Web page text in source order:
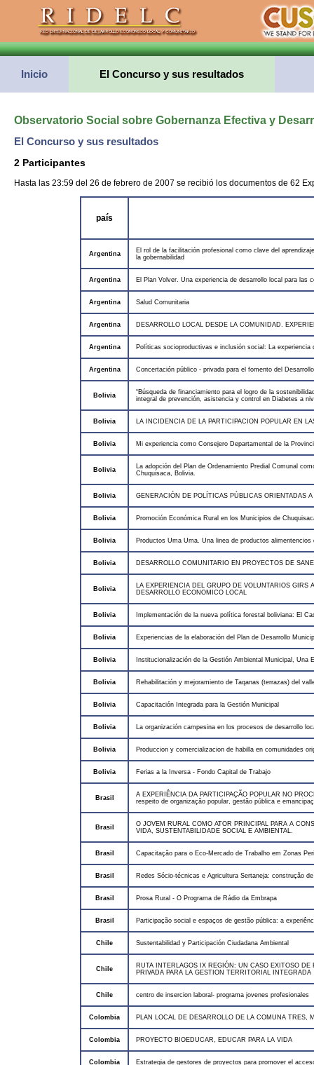
Inicio El Concurso y sus resultados
Observatorio Social sobre Gobernanza Efectiva y
El Concurso y sus resultados
2 Participantes
Hasta las 23:59 del 26 de febrero de 2007 se recibió los documentos de 62
país
Argentina
El rol de la facilitación profesional como clave del
la gobernabilidad
Argentina El Plan Volver. Una experiencia de desarrollo local para las
Argentina Salud Comunitaria
Argentina DESARROLLO LOCAL DESDE LA COMUNIDAD.
Argentina Políticas socioproductivas e inclusión social: La experiencia
Argentina Concertación público - privada para el fomento del
Bolivia
“Búsqueda de financiamiento para el logro de la
integral de prevención, asistencia y control en Diabetes a
Bolivia LA INCIDENCIA DE LA PARTICIPACION POPULAR EN
Bolivia Mi experiencia como Consejero Departamental de la
Bolivia
La adopción del Plan de Ordenamiento Predial Comunal
Chuquisaca, Bolivia.
Bolivia GENERACIÓN DE POLÍTICAS PÚBLICAS ORIENTADAS
Bolivia Promoción Económica Rural en los Municipios de
Bolivia Productos Uma Uma. Una linea de productos alimentencios
Bolivia DESARROLLO COMUNITARIO EN PROYECTOS DE
Bolivia
LA EXPERIENCIA DEL GRUPO DE VOLUNTARIOS
DESARROLLO ECONOMICO LOCAL
Bolivia Implementación de la nueva política forestal boliviana: El
Bolivia Experiencias de la elaboración del Plan de Desarrollo
Bolivia Institucionalización de la Gestión Ambiental Municipal, Una
Bolivia Rehabilitación y mejoramiento de Taqanas (terrazas) del
Bolivia Capacitación Integrada para la Gestión Municipal
Bolivia La organización campesina en los procesos de desarrollo
Bolivia Produccion y comercializacion de habilla en comunidades
Bolivia Ferias a la Inversa - Fondo Capital de Trabajo
Brasil
A EXPERIÊNCIA DA PARTICIPAÇÃO POPULAR NO
respeito de organização popular, gestão pública e
Brasil
O JOVEM RURAL COMO ATOR PRINCIPAL PARA A
VIDA, SUSTENTABILIDADE SOCIAL E AMBIENTAL.
Brasil Capacitação para o Eco-Mercado de Trabalho em Zonas
Brasil Redes Sócio-técnicas e Agricultura Sertaneja: construção
Brasil Prosa Rural - O Programa de Rádio da Embrapa
Brasil Participação social e espaços de gestão pública: a
Chile Sustentabilidad y Participación Ciudadana Ambiental
Chile
RUTA INTERLAGOS IX REGIÓN: UN CASO EXITOSO
PRIVADA PARA LA GESTION TERRITORIAL INTEGRADA
Chile centro de insercion laboral- programa jovenes profesionales
Colombia PLAN LOCAL DE DESARROLLO DE LA COMUNA TRES,
Colombia PROYECTO BIOEDUCAR, EDUCAR PARA LA VIDA
Colombia Estrategia de gestores de proyectos para promover el